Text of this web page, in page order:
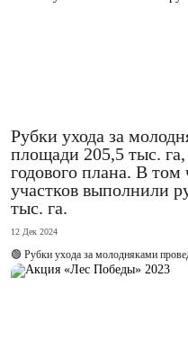
Рубки ухода за
площади 205,5 тыс. га,
годового плана. В
участков выполнили
тыс. га.
12 Дек 2024
🟢 Рубки ухода за молодняками